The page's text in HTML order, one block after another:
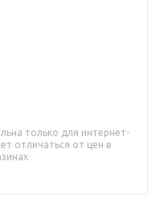
только для интернет-
отличаться от цен в